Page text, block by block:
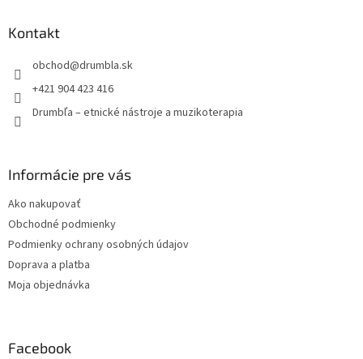
Kontakt
obchod@drumbla.sk
+421 904 423 416
Drumbľa – etnické nástroje a muzikoterapia
Informácie pre vás
Ako nakupovať
Obchodné podmienky
Podmienky ochrany osobných údajov
Doprava a platba
Moja objednávka
Facebook